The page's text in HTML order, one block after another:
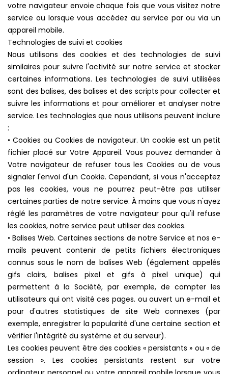
votre navigateur envoie chaque fois que vous visitez notre
service ou lorsque vous accédez au service par ou via un
appareil mobile.
Technologies de suivi et cookies
Nous utilisons des cookies et des technologies de suivi
similaires pour suivre l'activité sur notre service et stocker
certaines informations. Les technologies de suivi utilisées
sont des balises, des balises et des scripts pour collecter et
suivre les informations et pour améliorer et analyser notre
service. Les technologies que nous utilisons peuvent inclure
:
• Cookies ou Cookies de navigateur. Un cookie est un petit
fichier placé sur Votre Appareil. Vous pouvez demander à
Votre navigateur de refuser tous les Cookies ou de vous
signaler l'envoi d'un Cookie. Cependant, si vous n'acceptez
pas les cookies, vous ne pourrez peut-être pas utiliser
certaines parties de notre service. À moins que vous n'ayez
réglé les paramètres de votre navigateur pour qu'il refuse
les cookies, notre service peut utiliser des cookies.
• Balises Web. Certaines sections de notre Service et nos e-
mails peuvent contenir de petits fichiers électroniques
connus sous le nom de balises Web (également appelés
gifs clairs, balises pixel et gifs à pixel unique) qui
permettent à la Société, par exemple, de compter les
utilisateurs qui ont visité ces pages. ou ouvert un e-mail et
pour d'autres statistiques de site Web connexes (par
exemple, enregistrer la popularité d'une certaine section et
vérifier l'intégrité du système et du serveur).
Les cookies peuvent être des cookies « persistants » ou « de
session ». Les cookies persistants restent sur votre